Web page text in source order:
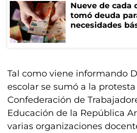
Nueve de cada
tomó deuda
necesidades
Tal como viene informando
escolar se sumó a la protesta
Confederación de
Educación de la República
varias organizaciones